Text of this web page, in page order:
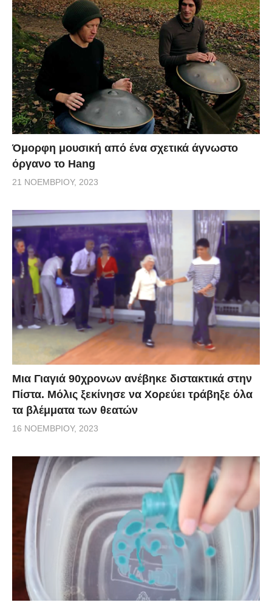
Όμορφη μουσική από ένα σχετικά άγνωστο
όργανο το Hang
21 ΝΟΕΜΒΡΊΟΥ, 2023
Μια Γιαγιά 90χρονων ανέβηκε διστακτικά στην
Πίστα. Μόλις ξεκίνησε να Χορεύει τράβηξε όλα
τα βλέμματα των θεατών
16 ΝΟΕΜΒΡΊΟΥ, 2023